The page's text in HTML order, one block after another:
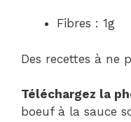
Fibres : 1g
Des recettes à ne
Téléchargez la
boeuf à la sauce